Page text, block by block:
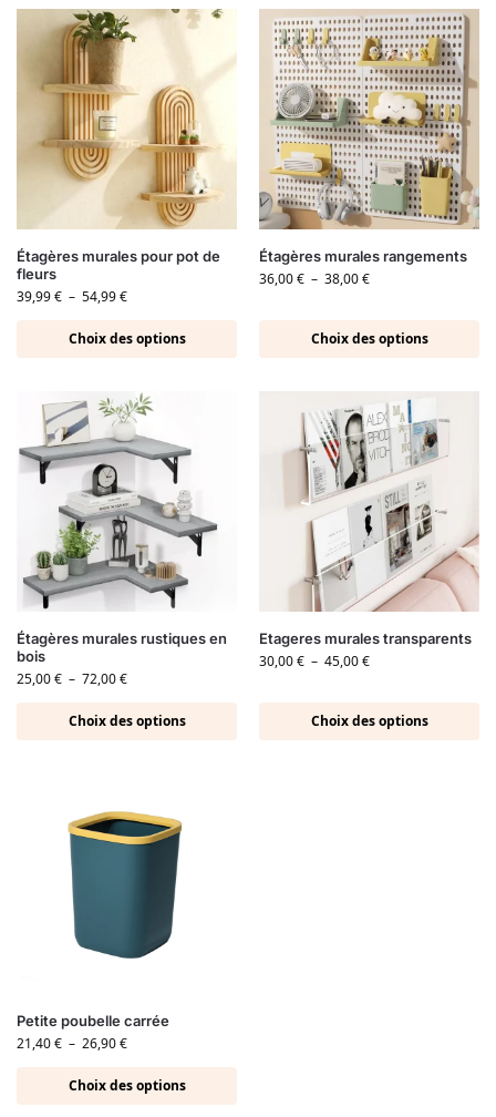
Étagères murales pour pot de
fleurs
39,99€ – 54,99€
Choix des options
Étagères murales rangements
36,00€ – 38,00€
Choix des options
Étagères murales rustiques en
bois
25,00€ – 72,00€
Choix des options
Etageres murales transparents
30,00€ – 45,00€
Choix des options
Petite poubelle carrée
21,40€ – 26,90€
Choix des options